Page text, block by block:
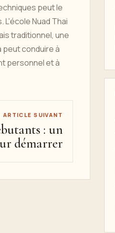
peut le
Nuad Thai
traditionnel, une
conduire à
personnel et à
ARTICLE SUIVANT
: un
démarrer